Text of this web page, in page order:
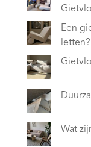
Een
letten?
Wat